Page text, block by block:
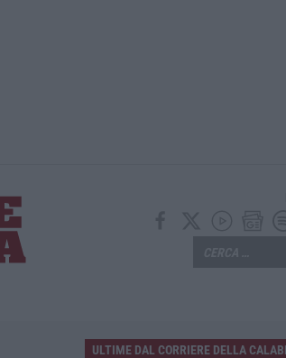
La rivista “America Journals” celebra lo stilista
ULTIME DAL CORRIERE DELLA